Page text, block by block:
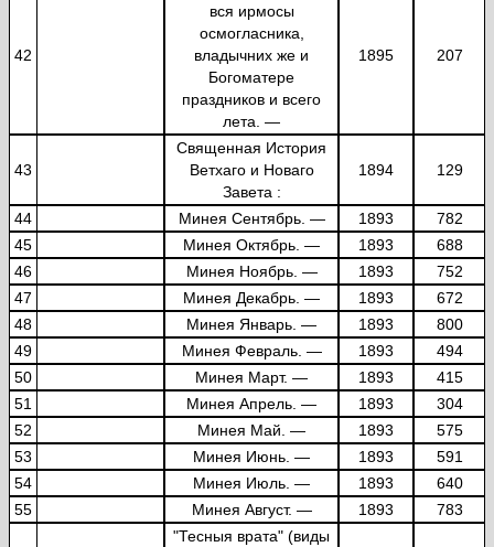
42
вся ирмосы
осмогласника,
владычних же и
Богоматере
праздников и всего
лета. —
1895 207
43
Священная История
Ветхаго и Новаго
Завета :
1894 129
44 Минея Сентябрь. — 1893
782
45
Минея Октябрь. — 1893
688
46
Минея Ноябрь. — 1893
752
47
Минея Декабрь. — 1893
672
48
Минея Январь. — 1893
800
49
Минея Февраль. — 1893
494
50
Минея Март. — 1893
415
51
Минея Апрель. — 1893
304
52
Минея Май. — 1893
575
53
Минея Июнь. — 1893
591
54
Минея Июль. — 1893
640
55
Минея Август. — 1893 783
"Тесныя врата" (виды